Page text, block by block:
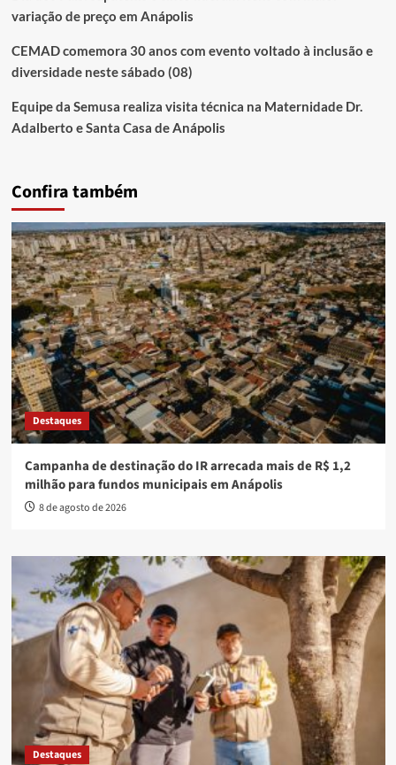
Últimas Notícias
Campanha de destinação do IR arrecada mais de R$ 1,2
milhão para fundos municipais em Anápolis
Anápolis avança no combate à dengue com nova etapa do
Método Wolbachia
variação de preço em Anápolis
CEMAD comemora 30 anos com evento voltado à inclusão e
diversidade neste sábado (08)
Equipe da Semusa realiza visita técnica na Maternidade Dr.
Adalberto e Santa Casa de Anápolis
Confira também